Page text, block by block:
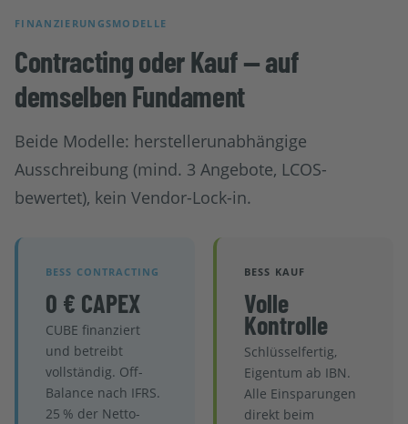
FINANZIERUNGSMODELLE
Contracting oder Kauf — auf
demselben Fundament
Beide Modelle: herstellerunabhängige
Ausschreibung (mind. 3 Angebote, LCOS-
bewertet), kein Vendor-Lock-in.
BESS CONTRACTING
0 € CAPEX
CUBE finanziert
und betreibt
vollständig. Off-
Balance nach IFRS.
25 % der Netto-
BESS KAUF
Volle
Kontrolle
Schlüsselfertig,
Eigentum ab IBN.
Alle Einsparungen
direkt beim